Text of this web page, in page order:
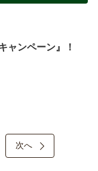
ャンペーン』！
フト3,000円分を贈
がもらえるキャン
次へ